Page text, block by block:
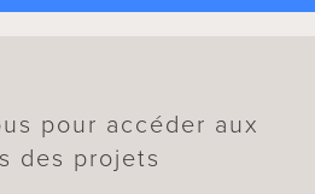
pour accéder aux
des projets